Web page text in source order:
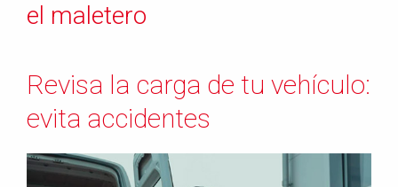
el maletero
Revisa la carga de tu vehículo:
evita accidentes